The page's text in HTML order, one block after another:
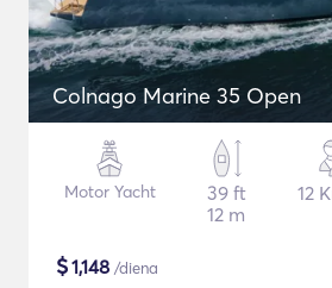
Colnago Marine 35 Open
Motor Yacht
39 ft
12 m
12
$1,148 /diena